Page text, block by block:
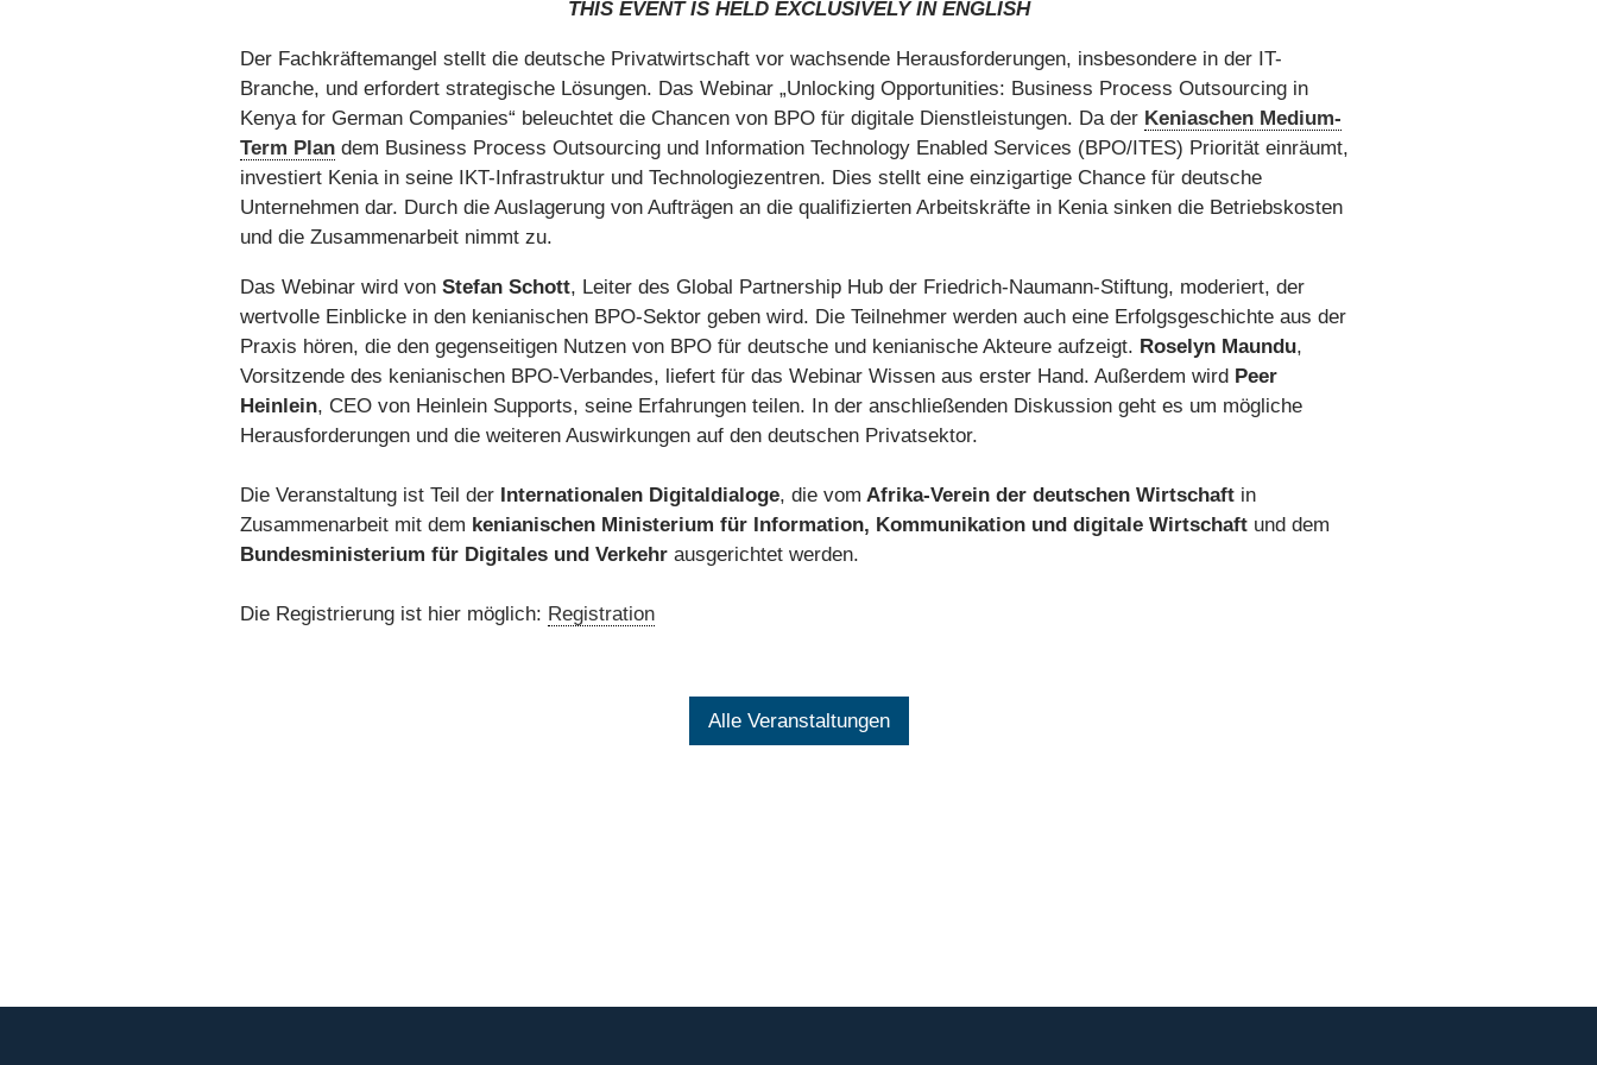
THIS EVENT IS HELD EXCLUSIVELY IN ENGLISH
Der Fachkräftemangel stellt die deutsche Privatwirtschaft vor wachsende Herausforderungen, insbesondere in der IT-
Branche, und erfordert strategische Lösungen. Das Webinar „Unlocking Opportunities: Business Process Outsourcing in
Kenya for German Companies“ beleuchtet die Chancen von BPO für digitale Dienstleistungen. Da der Keniaschen Medium-
Term Plan dem Business Process Outsourcing und Information Technology Enabled Services (BPO/ITES) Priorität einräumt,
investiert Kenia in seine IKT-Infrastruktur und Technologiezentren. Dies stellt eine einzigartige Chance für deutsche
Unternehmen dar. Durch die Auslagerung von Aufträgen an die qualifizierten Arbeitskräfte in Kenia sinken die Betriebskosten
und die Zusammenarbeit nimmt zu.
Das Webinar wird von Stefan Schott, Leiter des Global Partnership Hub der Friedrich-Naumann-Stiftung, moderiert, der
wertvolle Einblicke in den kenianischen BPO-Sektor geben wird. Die Teilnehmer werden auch eine Erfolgsgeschichte aus der
Praxis hören, die den gegenseitigen Nutzen von BPO für deutsche und kenianische Akteure aufzeigt. Roselyn Maundu,
Vorsitzende des kenianischen BPO-Verbandes, liefert für das Webinar Wissen aus erster Hand. Außerdem wird Peer
Heinlein, CEO von Heinlein Supports, seine Erfahrungen teilen. In der anschließenden Diskussion geht es um mögliche
Herausforderungen und die weiteren Auswirkungen auf den deutschen Privatsektor.
Die Veranstaltung ist Teil der Internationalen Digitaldialoge, die vom Afrika-Verein der deutschen Wirtschaft in
Zusammenarbeit mit dem kenianischen Ministerium für Information, Kommunikation und digitale Wirtschaft und dem
Bundesministerium für Digitales und Verkehr ausgerichtet werden.
Die Registrierung ist hier möglich: Registration
Alle Veranstaltungen